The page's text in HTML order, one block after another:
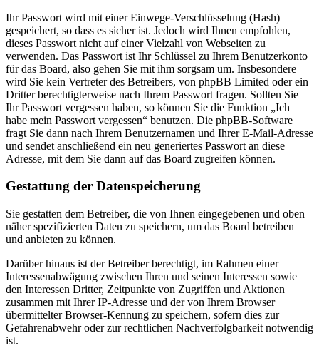
Ihr Passwort wird mit einer Einwege-Verschlüsselung (Hash)
gespeichert, so dass es sicher ist. Jedoch wird Ihnen empfohlen,
dieses Passwort nicht auf einer Vielzahl von Webseiten zu
verwenden. Das Passwort ist Ihr Schlüssel zu Ihrem Benutzerkonto
für das Board, also gehen Sie mit ihm sorgsam um. Insbesondere
wird Sie kein Vertreter des Betreibers, von phpBB Limited oder ein
Dritter berechtigterweise nach Ihrem Passwort fragen. Sollten Sie
Ihr Passwort vergessen haben, so können Sie die Funktion „Ich
habe mein Passwort vergessen“ benutzen. Die phpBB-Software
fragt Sie dann nach Ihrem Benutzernamen und Ihrer E-Mail-Adresse
und sendet anschließend ein neu generiertes Passwort an diese
Adresse, mit dem Sie dann auf das Board zugreifen können.
Gestattung der Datenspeicherung
Sie gestatten dem Betreiber, die von Ihnen eingegebenen und oben
näher spezifizierten Daten zu speichern, um das Board betreiben
und anbieten zu können.
Darüber hinaus ist der Betreiber berechtigt, im Rahmen einer
Interessenabwägung zwischen Ihren und seinen Interessen sowie
den Interessen Dritter, Zeitpunkte von Zugriffen und Aktionen
zusammen mit Ihrer IP-Adresse und der von Ihrem Browser
übermittelter Browser-Kennung zu speichern, sofern dies zur
Gefahrenabwehr oder zur rechtlichen Nachverfolgbarkeit notwendig
ist.